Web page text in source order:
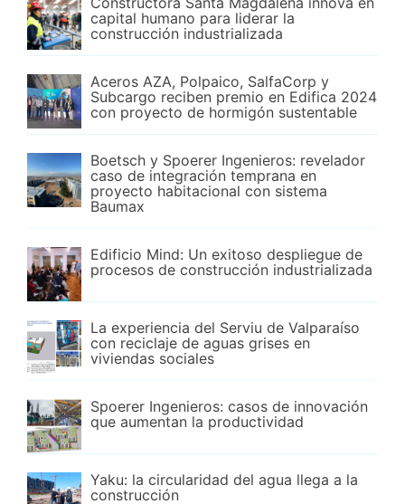
capital humano para liderar la
construcción industrializada
Aceros AZA, Polpaico, SalfaCorp y
Subcargo reciben premio en Edifica 2024
con proyecto de hormigón sustentable
Boetsch y Spoerer Ingenieros: revelador
caso de integración temprana en
proyecto habitacional con sistema
Baumax
Edificio Mind: Un exitoso despliegue de
procesos de construcción industrializada
La experiencia del Serviu de Valparaíso
con reciclaje de aguas grises en
viviendas sociales
Spoerer Ingenieros: casos de innovación
que aumentan la productividad
Yaku: la circularidad del agua llega a la
construcción